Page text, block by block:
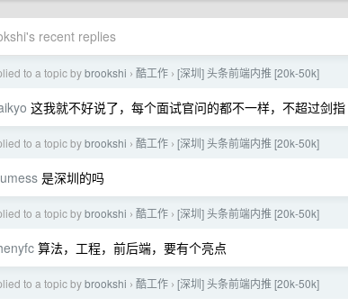
recent replies
to a topic bybrookshi › 酷工作 › [深圳] 头条前端内推 [20k-50k]
这我就不好说了，每个面试官问的都不一样，不超过剑
to a topic bybrookshi › 酷工作 › [深圳] 头条前端内推 [20k-50k]
是深圳的吗
to a topic bybrookshi › 酷工作 › [深圳] 头条前端内推 [20k-50k]
算法，工程，前后端，要有个亮点
to a topic bybrookshi › 酷工作 › [深圳] 头条前端内推 [20k-50k]